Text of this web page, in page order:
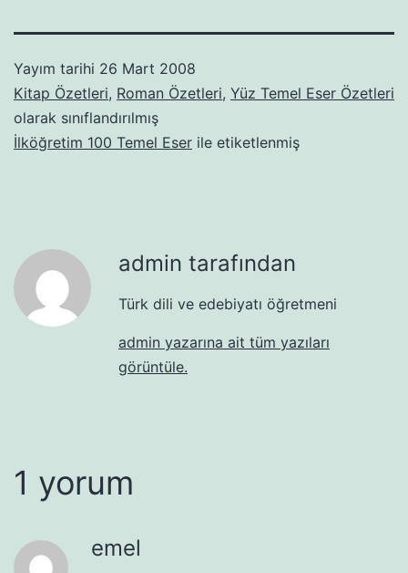
Yayım tarihi 26 Mart 2008
Kitap Özetleri, Roman Özetleri, Yüz Temel Eser Özetleri
olarak sınıflandırılmış
İlköğretim 100 Temel Eser ile etiketlenmiş
admin tarafından
Türk dili ve edebiyatı öğretmeni
admin yazarına ait tüm yazıları
görüntüle.
1 yorum
emel